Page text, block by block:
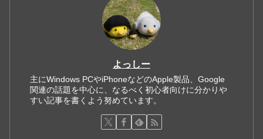
よっしー
主にWindows PCやiPhoneなどのApple製品、Google
関連の話題を中心に、なるべく初心者向けに分かりや
すい記事を書くよう努めています。